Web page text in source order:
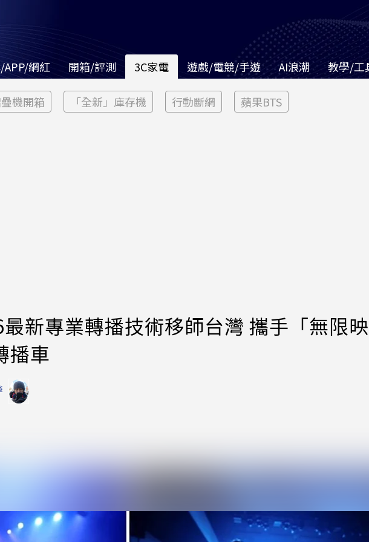
APP/網紅 開箱/評測 3C家電 遊戲/電競/手遊 AI浪潮 教學/工
機開箱 「全新」庫存機 行動斷網 蘋果BTS
新專業轉播技術移師台灣 攜手「無限
播車